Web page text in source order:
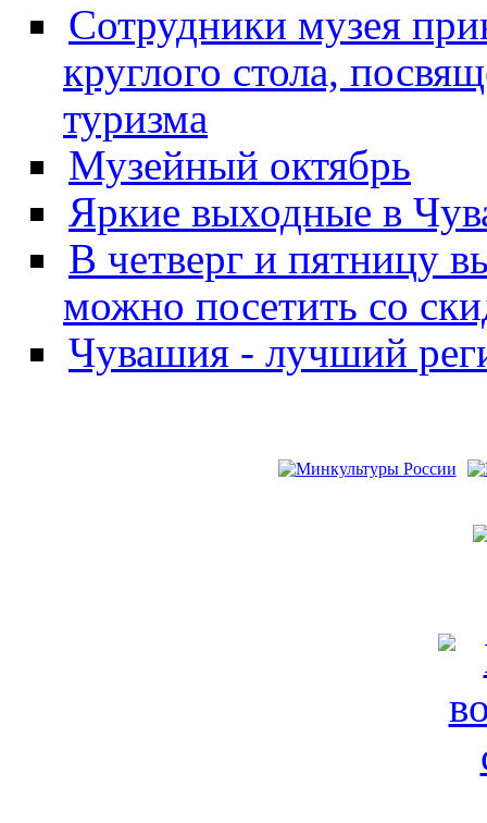
Сотрудники музея
круглого стола,
туризма
Музейный октябрь
Яркие выходные в
В четверг и пятницу
можно посетить со
Чувашия - лучший